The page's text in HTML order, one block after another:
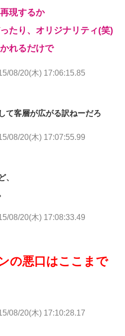
現するか
たり、オリジナリティ(笑)
れるだけで
08/20(木) 17:06:15.85
て客層が広がる訳ねーだろ
08/20(木) 17:07:55.99
、
08/20(木) 17:08:33.49
の悪口はここまで
08/20(木) 17:10:28.17